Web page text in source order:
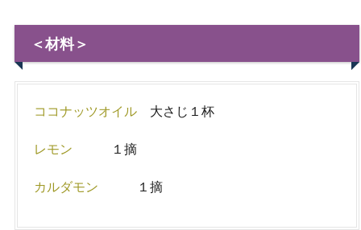
＜材料＞
ココナッツオイル 大さじ１杯
レモン １摘
カルダモン １摘